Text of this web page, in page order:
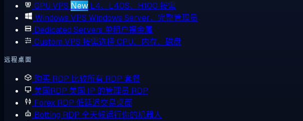
GPU VPS New L4、L40S、H100 按需
Windows VPS Windows Server，完整管理员
Dedicated Servers 单租户裸金属
Custom VPS 按需选择 CPU、内存、磁盘
远程桌面
购买 RDP 比较所有 RDP 套餐
美国RDP 美国 IP 的管理员 RDP
Forex RDP 低延迟交易桌面
Botting RDP 全天候运行你的机器人